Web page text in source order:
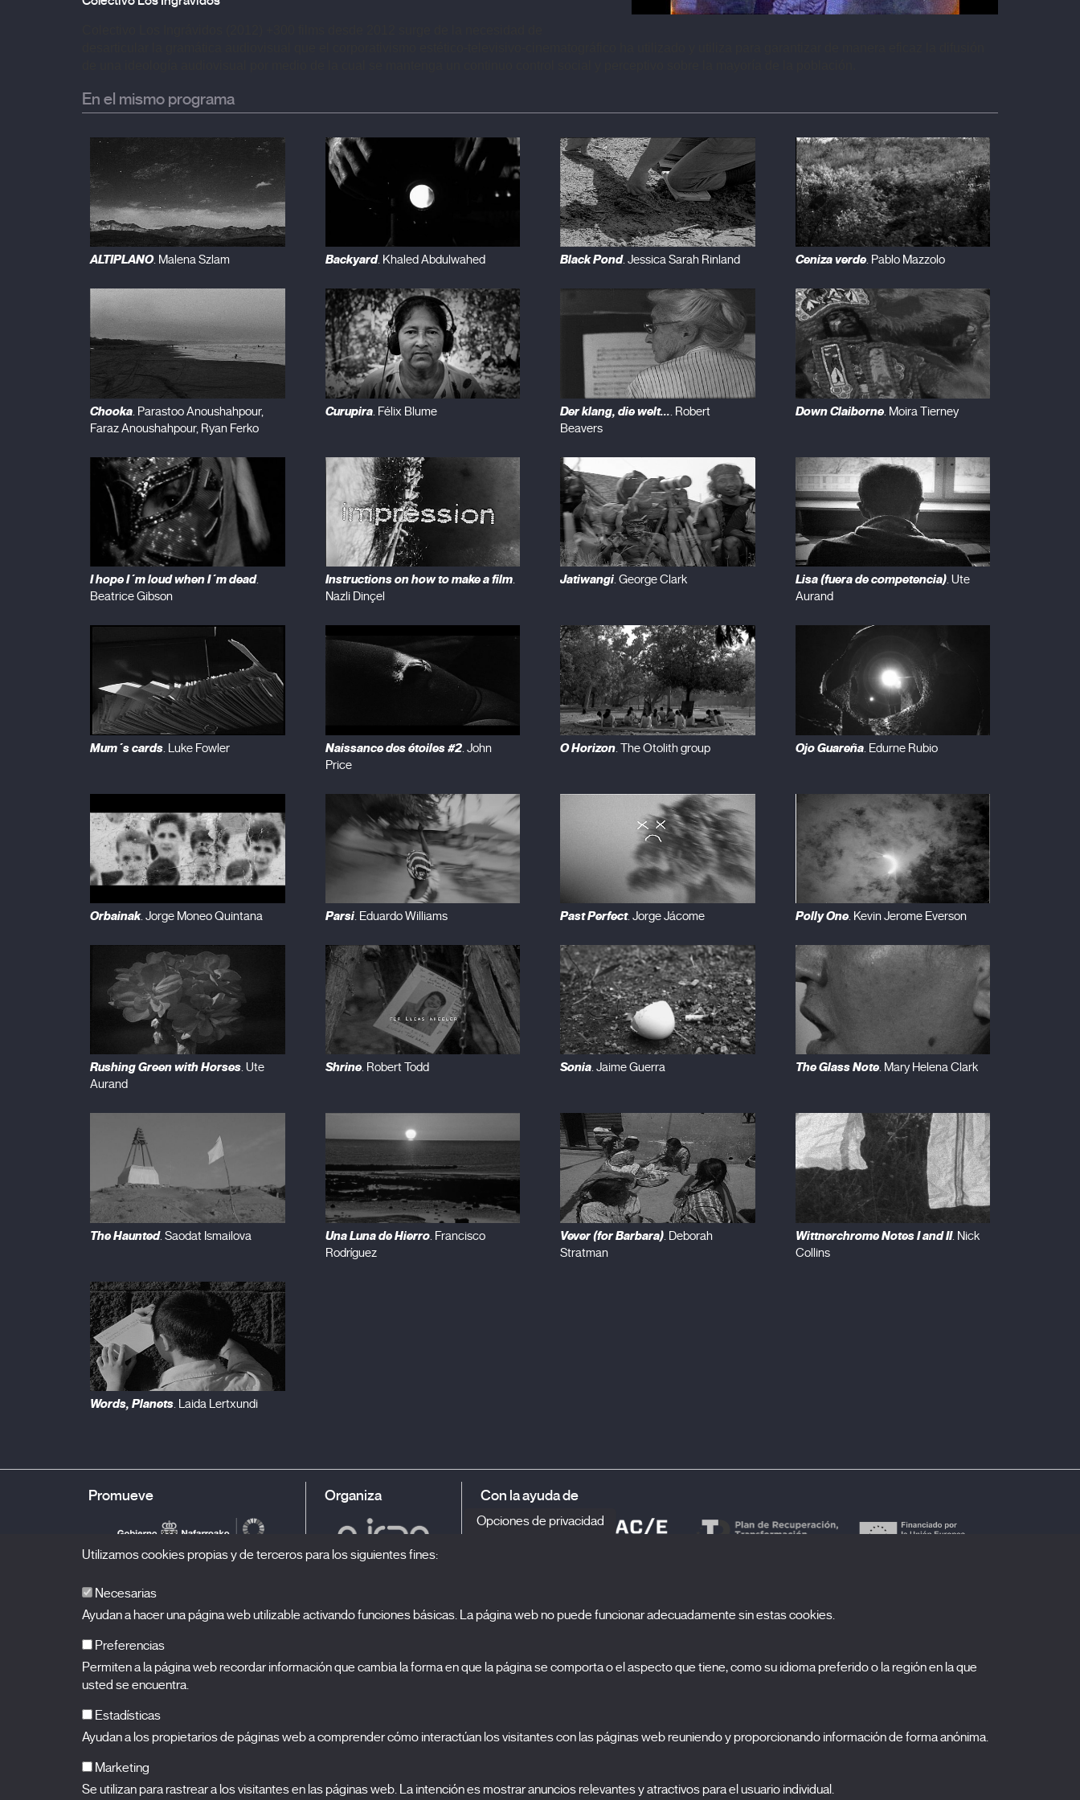
En el mismo programa
ALTIPLANO. Malena Szlam Backyard. Khaled Abdulwahed Black Pond. Jessica Sarah Rinland Ceniza verde. Pablo Mazzolo
Chooka. Parastoo Anoushahpour,
Faraz Anoushahpour, Ryan Ferko
Curupira. Félix Blume Der klang, die welt.... Robert
Beavers
Down Claiborne. Moira Tierney
I hope I´m loud when I´m dead.
Beatrice Gibson
Instructions on how to make a film.
Nazli Dinçel
Jatiwangi. George Clark Lisa (fuera de competencia). Ute
Aurand
Mum´s cards. Luke Fowler Naissance des étoiles #2. John
Price
O Horizon. The Otolith group Ojo Guareña. Edurne Rubio
Orbainak. Jorge Moneo Quintana Parsi. Eduardo Williams Past Perfect. Jorge Jácome Polly One. Kevin Jerome Everson
Rushing Green with Horses. Ute
Aurand
Shrine. Robert Todd Sonia. Jaime Guerra The Glass Note. Mary Helena Clark
The Haunted. Saodat Ismailova Una Luna de Hierro. Francisco
Rodríguez
Vever (for Barbara). Deborah
Stratman
Wittnerchrome Notes I and II. Nick
Collins
Words, Planets. Laida Lertxundi
Promueve Organiza Con la ayuda de
BALUARTEPalacio de Congresos y Auditorio de Navarra
Plaza de la Constitución s/n.
Ver mapa
Edición 2027
X Films
FAQs
Nombre
Selecciona una categoría
0 listas seleccionadas
Opciones de privacidad
Utilizamos cookies propias y de terceros para los siguientes fines:
Necesarias
Ayudan a hacer una página web utilizable activando funciones básicas. La página web no puede funcionar adecuadamente sin estas cookies.
Preferencias
Permiten a la página web recordar información que cambia la forma en que la página se comporta o el aspecto que tiene, como su idioma preferido o la región en la que
usted se encuentra.
Estadísticas
Ayudan a los propietarios de páginas web a comprender cómo interactúan los visitantes con las páginas web reuniendo y proporcionando información de forma anónima.
Marketing
Se utilizan para rastrear a los visitantes en las páginas web. La intención es mostrar anuncios relevantes y atractivos para el usuario individual.